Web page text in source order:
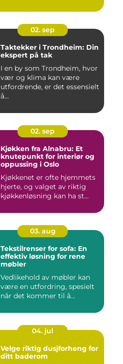
02. sep
Taktekker i Trondheim: Din
ekspert på tak
I en by som Trondheim, hvor
vær og klima kan være
utfordrende, er det essensielt
å...
02. sep
Kjøkken fra Alnabru: Et
knutepunkt for interiør og
oppussing i Oslo
Kjøkkenet er ofte hjemmets
hjerte, og valget av riktig
kjøkkenløsning kan ha st...
03. aug
Tekstilrenser for sofa: En
effektiv løsning for rene
møbler
Vedlikehold av møbler kan
være en utfordring, spesielt
når det kommer til å...
04. jul
Velge riktig dusjforheng for
ditt baderom